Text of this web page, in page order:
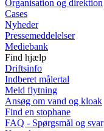
Organisation og direktion
Cases
Nyheder
Pressemeddelelser
Mediebank
Find hjælp
Driftsinfo
Indberet målertal
Meld flytning
Ansøg om vand og kloak
Find en stophane
FAQ - Spørgsmål og svar